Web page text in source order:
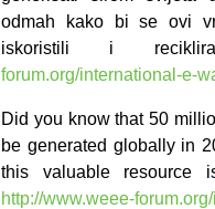
odmah kako bi se ovi
iskoristili i
forum.org/international-e-
Did you know that 50
be generated globally in
this valuable resource
http://www.weee-